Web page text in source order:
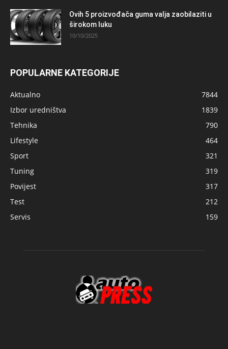
Ovih 5 proizvođača guma valja zaobilaziti u
širokom luku
10/10/2025
POPULARNE KATEGORIJE
Aktualno
7844
Izbor uredništva
1839
Tehnika
790
Lifestyle
464
Sport
321
Tuning
319
Povijest
317
Test
212
Servis
159